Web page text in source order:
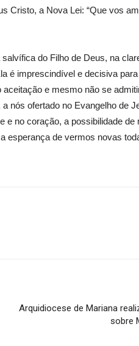
Cristo, a Nova Lei: “Que vos
do Filho de Deus, na
é imprescindível e decisiva
e mesmo não se
nós ofertado no Evangelho de
e no coração, a possibilidade de
esperança de vermos novas
Arquidiocese de Mariana
sobre